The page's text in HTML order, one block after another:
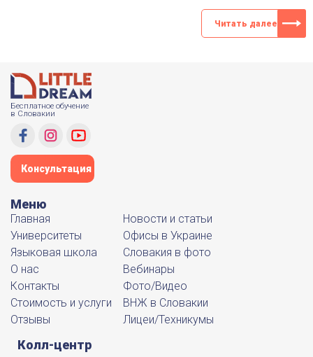
Читать далее
Бесплатное обучение
в Словакии
Консультация
Меню
Главная
Университеты
Языковая школа
О нас
Контакты
Стоимость и услуги
Отзывы
Новости и статьи
Офисы в Украине
Словакия в фото
Вебинары
Фото/Видео
ВНЖ в Словакии
Лицеи/Техникумы
Колл-центр